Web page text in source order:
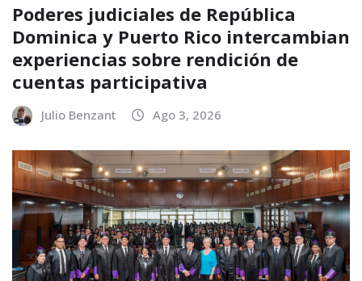
Poderes judiciales de República
Dominica y Puerto Rico intercambian
experiencias sobre rendición de
cuentas participativa
Julio Benzant Ago 3, 2026